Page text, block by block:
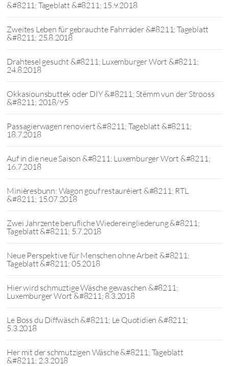
&#8211; Tageblatt &#8211; 15.9.2018
Zweites Leben für gebrauchte Fahrräder &#8211; Tageblatt
&#8211; 25.8.2018
Drahtesel gesucht &#8211; Luxemburger Wort &#8211;
24.8.2018
Okkasiounsbuttek oder DIY &#8211; Stëmm vun der Strooss
&#8211; 2018/95
Passagierwagen renoviert &#8211; Tageblatt &#8211;
18.7.2018
Auf in die neue Saison &#8211; Luxemburger Wort &#8211;
16.7.2018
Minièresbunn: Wagon gouf restauréiert &#8211; RTL
&#8211; 15.07.2018
Zwei Jahrzente berufliche Wiedereingliederung &#8211;
Tageblatt &#8211; 5.7.2018
Neue Perspektive für Menschen ohne Arbeit &#8211;
Tageblatt &#8211; 05.2018
Hier wird schmuztige Wäsche gewaschen &#8211;
Luxemburger Wort &#8211; 8.3.2018
Le Boss du Diffwäsch &#8211; Le Quotidien &#8211;
5.3.2018
Her mit der schmutzigen Wäsche &#8211; Tageblatt
&#8211; 2.3.2018